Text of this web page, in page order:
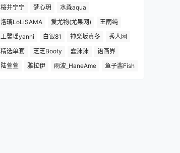
桜井宁宁
梦心玥
水淼aqua
洛璃LoLiSAMA
爱尤物(尤果网)
王雨纯
王馨瑶yanni
白银81 神楽坂真冬
秀人网
精选单套
芝芝Booty 蠢沫沫
语画界
陆萱萱
雅拉伊 雨波_HaneAme 鱼子酱Fish